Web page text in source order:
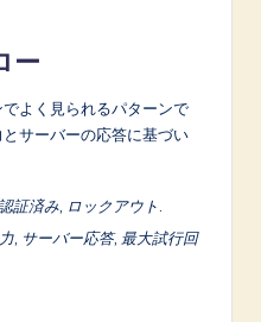
ー
よく見られるパターンで
サーバーの応答に基づい
証済み ロックアウト
サーバー応答, 最大試行回